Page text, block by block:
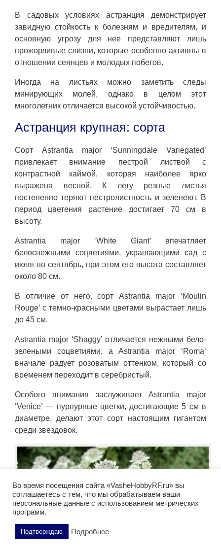
В садовых условиях астранция демонстрирует
завидную стойкость к болезням и вредителям, и
основную угрозу для нее представляют лишь
прожорливые слизни, которые особенно активны в
отношении сеянцев и молодых побегов.
Иногда на листьях можно заметить следы
минирующих молей, однако в целом этот
многолетник отличается высокой устойчивостью.
Астранция крупная: сорта
Сорт Astrantia major ‘Sunningdale Variegated’
привлекает внимание пестрой листвой с
контрастной каймой, которая наиболее ярко
выражена весной. К лету резные листья
постепенно теряют пестролистность и зеленеют. В
период цветения растение достигает 70 см в
высоту.
Astrantia major ‘White Giant’ впечатляет
белоснежными соцветиями, украшающими сад с
июня по сентябрь, при этом его высота составляет
около 80 см.
В отличие от него, сорт Astrantia major ‘Moulin
Rouge’ с темно-красными цветами вырастает лишь
до 45 см.
Astrantia major ‘Shaggy’ отличается нежными бело-
зелеными соцветиями, а Astrantia major ‘Roma’
вначале радует розоватым оттенком, который со
временем переходит в серебристый.
Особого внимания заслуживает Astrantia major
‘Venice’ — пурпурные цветки, достигающие 5 см в
диаметре, делают этот сорт настоящим гигантом
среди звездовок.
Во время посещения сайта «VasheHobbyRF.ru» вы
соглашаетесь с тем, что мы обрабатываем ваши
персональные данные с использованием метрических
программ.
Подтверждаю Подробнее